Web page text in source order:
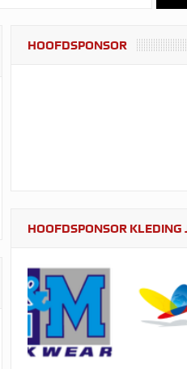
HOOFDSPONSOR
HOOFDSPONSOR KLEDING